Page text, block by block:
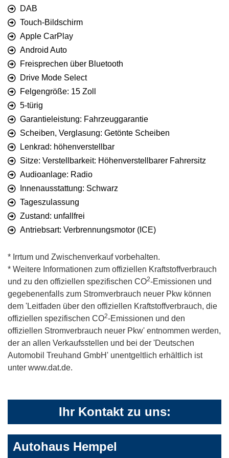
DAB
Touch-Bildschirm
Apple CarPlay
Android Auto
Freisprechen über Bluetooth
Drive Mode Select
Felgengröße: 15 Zoll
5-türig
Garantieleistung: Fahrzeuggarantie
Scheiben, Verglasung: Getönte Scheiben
Lenkrad: höhenverstellbar
Sitze: Verstellbarkeit: Höhenverstellbarer Fahrersitz
Audioanlage: Radio
Innenausstattung: Schwarz
Tageszulassung
Zustand: unfallfrei
Antriebsart: Verbrennungsmotor (ICE)
* Irrtum und Zwischenverkauf vorbehalten.
* Weitere Informationen zum offiziellen Kraftstoffverbrauch
und zu den offiziellen spezifischen CO2-Emissionen und
gegebenenfalls zum Stromverbrauch neuer Pkw können
dem 'Leitfaden über den offiziellen Kraftstoffverbrauch, die
offiziellen spezifischen CO2-Emissionen und den
offiziellen Stromverbrauch neuer Pkw' entnommen werden,
der an allen Verkaufsstellen und bei der 'Deutschen
Automobil Treuhand GmbH' unentgeltlich erhältlich ist
unter www.dat.de.
Ihr Kontakt zu uns:
Autohaus Hempel